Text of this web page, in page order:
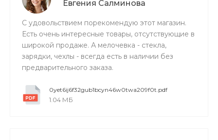
Евгения Салминова
С удовольствием порекомендую этот магазин.
Есть очень интересные товары, отсутствующие в
широкой продаже. А мелочевка - стекла,
зарядки, чехлы - всегда есть в наличии без
предварительного заказа.
0yet6ij6f32gub1bcyn46w0twa209f0t.pdf
1.04 МБ